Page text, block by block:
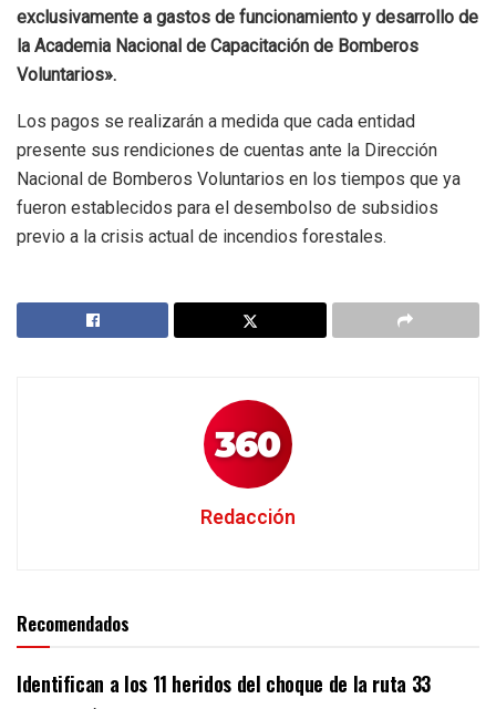
exclusivamente a gastos de funcionamiento y desarrollo de
la Academia Nacional de Capacitación de Bomberos
Voluntarios».
Los pagos se realizarán a medida que cada entidad
presente sus rendiciones de cuentas ante la Dirección
Nacional de Bomberos Voluntarios en los tiempos que ya
fueron establecidos para el desembolso de subsidios
previo a la crisis actual de incendios forestales.
Redacción
Recomendados
Identifican a los 11 heridos del choque de la ruta 33